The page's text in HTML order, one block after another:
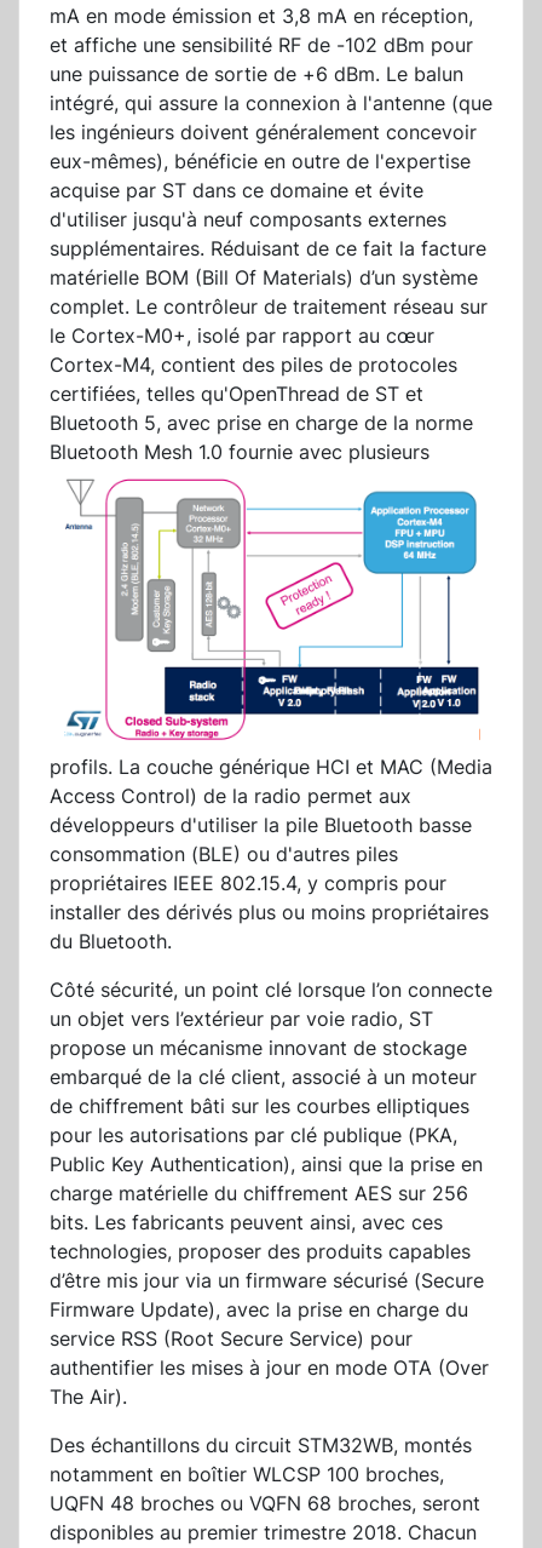
mA en mode émission et 3,8 mA en réception,
et affiche une sensibilité RF de -102 dBm pour
une puissance de sortie de +6 dBm. Le balun
intégré, qui assure la connexion à l'antenne (que
les ingénieurs doivent généralement concevoir
eux-mêmes), bénéficie en outre de l'expertise
acquise par ST dans ce domaine et évite
d'utiliser jusqu'à neuf composants externes
supplémentaires. Réduisant de ce fait la facture
matérielle BOM (Bill Of Materials) d’un système
complet. Le contrôleur de traitement réseau sur
le Cortex-M0+, isolé par rapport au cœur
Cortex-M4, contient des piles de protocoles
certifiées, telles qu'OpenThread de ST et
Bluetooth 5, avec prise en charge de la norme
Bluetooth Mesh 1.0 fournie avec plusieurs
profils. La couche générique HCI et MAC (Media
Access Control) de la radio permet aux
développeurs d'utiliser la pile Bluetooth basse
consommation (BLE) ou d'autres piles
propriétaires IEEE 802.15.4, y compris pour
installer des dérivés plus ou moins propriétaires
du Bluetooth.
Côté sécurité, un point clé lorsque l’on connecte
un objet vers l’extérieur par voie radio, ST
propose un mécanisme innovant de stockage
embarqué de la clé client, associé à un moteur
de chiffrement bâti sur les courbes elliptiques
pour les autorisations par clé publique (PKA,
Public Key Authentication), ainsi que la prise en
charge matérielle du chiffrement AES sur 256
bits. Les fabricants peuvent ainsi, avec ces
technologies, proposer des produits capables
d’être mis jour via un firmware sécurisé (Secure
Firmware Update), avec la prise en charge du
service RSS (Root Secure Service) pour
authentifier les mises à jour en mode OTA (Over
The Air).
Des échantillons du circuit STM32WB, montés
notamment en boîtier WLCSP 100 broches,
UQFN 48 broches ou VQFN 68 broches, seront
disponibles au premier trimestre 2018. Chacun